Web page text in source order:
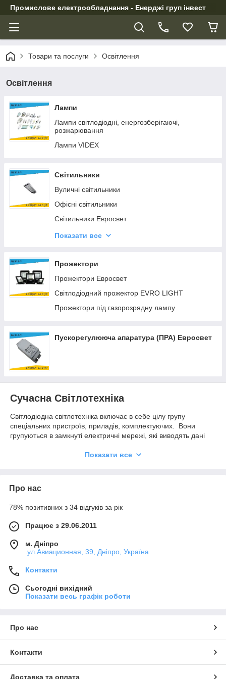
Промислове електрообладнання - Енерджі груп інвест
Товари та послуги Освітлення
Освітлення
Лампи
Лампи світлодіодні, енергозберігаючі,
розжарювання
Лампи VIDEX
Світильники
Вуличні світильники
Офісні світильники
Світильники Евросвет
Діодні світильники EVRO-EB
Світильники для високих стель
Показати все
Прожектори
Прожектори Евросвет
Світлодіодний прожектор EVRO LIGHT
Прожектори під газорозрядну лампу
Пускорегулююча апаратура (ПРА) Евросвет
Сучасна Світлотехніка
Світлодіодна світлотехніка включає в себе цілу групу
спеціальних пристроїв, приладів, комплектуючих. Вони
групуються в замкнуті електричні мережі, які виводять дані
Якщо простіше – це ті прилади, які оточують людини –
тільки роблять життя людини більш зручною ввечері і вночі,
приклад – на дорозі.
Показати все
Про нас
78% позитивних з 34 відгуків за рік
Працює з 29.06.2011
м. Дніпро
.ул.Авиационная, 39, Дніпро, Україна
Контакти
Сьогодні вихідний
Показати весь графік роботи
Про нас
Контакти
Доставка та оплата